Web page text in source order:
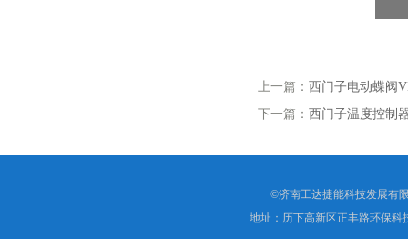
上一篇： 西门子电动蝶阀
下一篇： 西门子温度控制
©济南工达捷能科技发展有
地址：历下高新区正丰路环保科